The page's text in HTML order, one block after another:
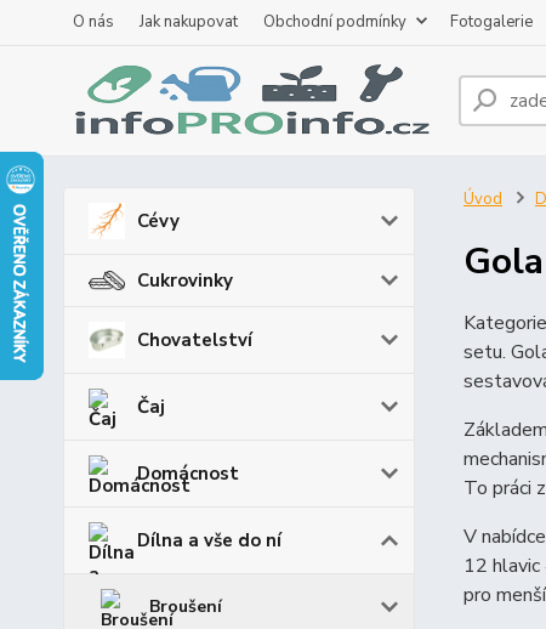
O nás Jak nakupovat Obchodní podmínky Fotogalerie
Cévy
Cukrovinky
Chovatelství
Čaj
Domácnost
Dílna a vše do ní
Broušení
Úvod
Kategorie
setu.
To práci
V
12
pro